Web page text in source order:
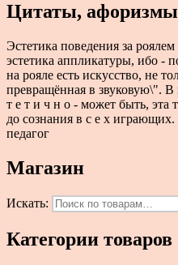
Цитаты,
Эстетика поведения за
эстетика аппликатуры, ибо -
на рояле есть искусство, не
превращённая в звуковую\". В
т е т и ч н о - может быть, эта
до сознания в с е х играющих.
педагог
Магазин
Искать:
Категории товаров